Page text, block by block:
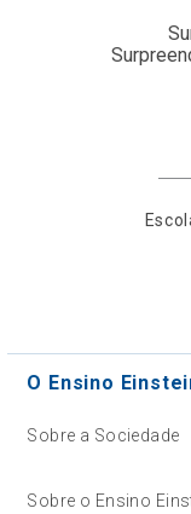
O Ensino
Sobre a Sociedade
Sobre o Ensino